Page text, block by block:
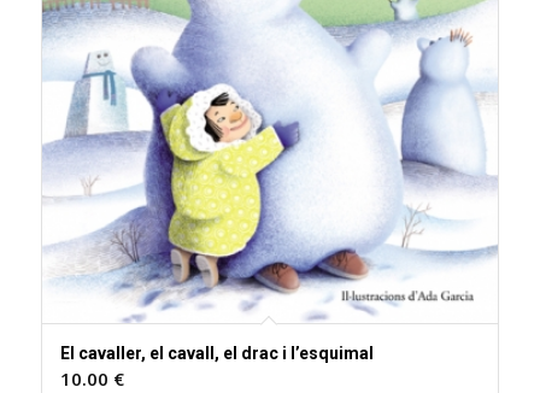
El cavaller, el cavall, el drac i l’esquimal
10.00 €